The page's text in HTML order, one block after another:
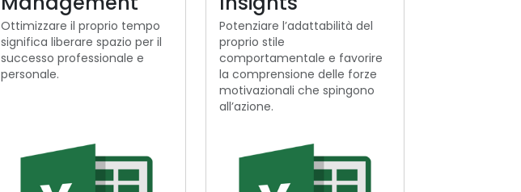
Ottimizzare il proprio tempo
significa liberare spazio per il
successo professionale e
personale.
Potenziare l’adattabilità del
proprio stile
comportamentale e favorire
la comprensione delle forze
motivazionali che spingono
all’azione.